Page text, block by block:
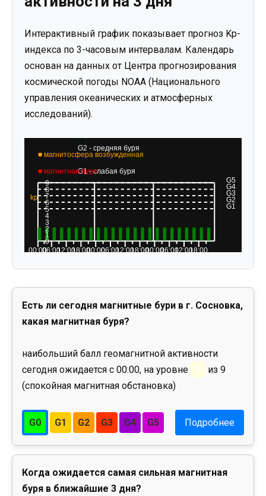
Интерактивный график показывает прогноз Kp-
индекса по 3-часовым интервалам. Календарь
основан на данных от Центра прогнозирования
космической погоды NOAA (Национального
управления океанических и атмосферных
исследований).
Есть ли сегодня магнитные бури в г. Сосновка,
какая магнитная буря?
наибольший балл геомагнитной активности
сегодня ожидается с 00:00, на уровне
0
из 9
(спокойная магнитная обстановка)
G0 G1 G2 G3 G4 G5 Подробнее
Когда ожидается самая сильная магнитная
буря в ближайшие 3 дня?